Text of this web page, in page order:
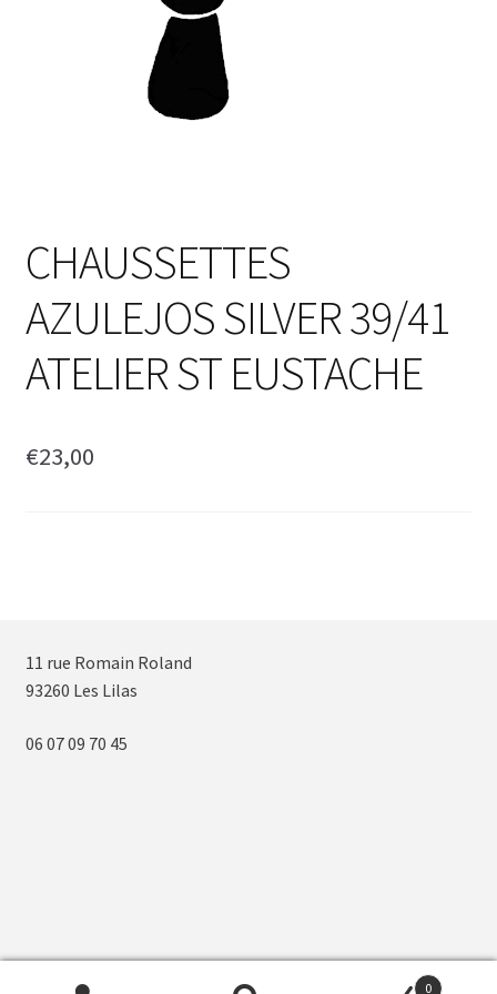
CHAUSSETTES
AZULEJOS SILVER 39/41
ATELIER ST EUSTACHE
€23,00
11 rue Romain Roland
93260 Les Lilas
06 07 09 70 45
0